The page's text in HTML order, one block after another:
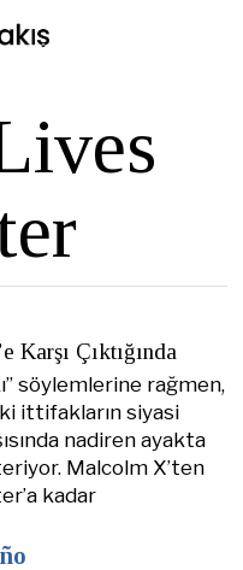
Karşı Çıktığında
söylemlerine rağmen,
ittifakların siyasi
nadiren ayakta
Malcolm X’ten
kadar